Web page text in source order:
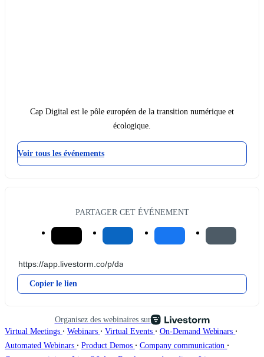
Cap Digital est le pôle européen de la transition numérique et
écologique.
Voir tous les événements
PARTAGER CET ÉVÉNEMENT
Copier le lien
Organisez des webinaires sur
Virtual Meetings ∙ Webinars ∙ Virtual Events ∙ On-Demand Webinars ∙
Automated Webinars ∙ Product Demos ∙ Company communication ∙